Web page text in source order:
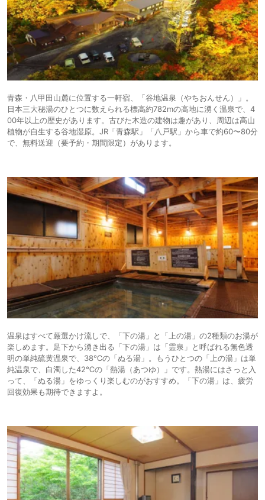
青森・八甲田山麓に位置する一軒宿、「谷地温泉（やちおんせん）」。
日本三大秘湯のひとつに数えられる標高約782mの高地に湧く温泉で、4
00年以上の歴史があります。古びた木造の建物は趣があり、周辺は高山
植物が自生する谷地湿原。JR「青森駅」「八戸駅」から車で約60〜80分
で、無料送迎（要予約・期間限定）があります。
温泉はすべて厳選かけ流しで、「下の湯」と「上の湯」の2種類のお湯が
楽しめます。足下から湧き出る「下の湯」は「霊泉」と呼ばれる無色透
明の単純硫黄温泉で、38℃の「ぬる湯」。もうひとつの「上の湯」は単
純温泉で、白濁した42℃の「熱湯（あつゆ）」です。熱湯にはさっと入
って、「ぬる湯」をゆっくり楽しむのがおすすめ。「下の湯」は、疲労
回復効果も期待できますよ。